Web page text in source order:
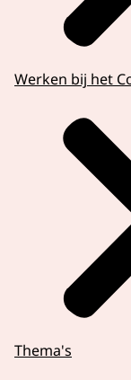
Werken bij het
Thema's